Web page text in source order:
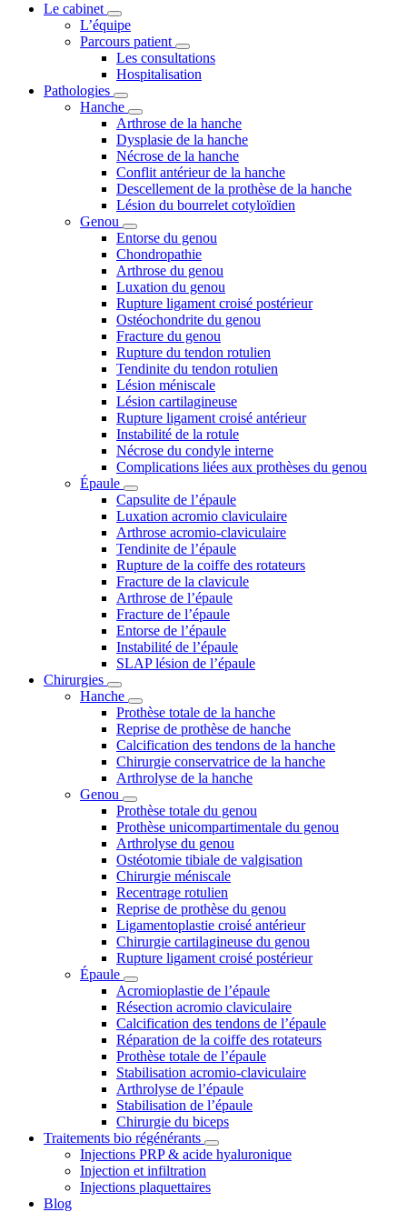
Le cabinet
L’équipe
Parcours patient
Les consultations
Hospitalisation
Pathologies
Hanche
Arthrose de la hanche
Dysplasie de la hanche
Nécrose de la hanche
Conflit antérieur de la hanche
Descellement de la prothèse de la hanche
Lésion du bourrelet cotyloïdien
Genou
Entorse du genou
Chondropathie
Arthrose du genou
Luxation du genou
Rupture ligament croisé postérieur
Ostéochondrite du genou
Fracture du genou
Rupture du tendon rotulien
Tendinite du tendon rotulien
Lésion méniscale
Lésion cartilagineuse
Rupture ligament croisé antérieur
Instabilité de la rotule
Nécrose du condyle interne
Complications liées aux prothèses du genou
Épaule
Capsulite de l’épaule
Luxation acromio claviculaire
Arthrose acromio-claviculaire
Tendinite de l’épaule
Rupture de la coiffe des rotateurs
Fracture de la clavicule
Arthrose de l’épaule
Fracture de l’épaule
Entorse de l’épaule
Instabilité de l’épaule
SLAP lésion de l’épaule
Chirurgies
Hanche
Prothèse totale de la hanche
Reprise de prothèse de hanche
Calcification des tendons de la hanche
Chirurgie conservatrice de la hanche
Arthrolyse de la hanche
Genou
Prothèse totale du genou
Prothèse unicompartimentale du genou
Arthrolyse du genou
Ostéotomie tibiale de valgisation
Chirurgie méniscale
Recentrage rotulien
Reprise de prothèse du genou
Ligamentoplastie croisé antérieur
Chirurgie cartilagineuse du genou
Rupture ligament croisé postérieur
Épaule
Acromioplastie de l’épaule
Résection acromio claviculaire
Calcification des tendons de l’épaule
Réparation de la coiffe des rotateurs
Prothèse totale de l’épaule
Stabilisation acromio-claviculaire
Arthrolyse de l’épaule
Stabilisation de l’épaule
Chirurgie du biceps
Traitements bio régénérants
Injections PRP & acide hyaluronique
Injection et infiltration
Injections plaquettaires
Blog